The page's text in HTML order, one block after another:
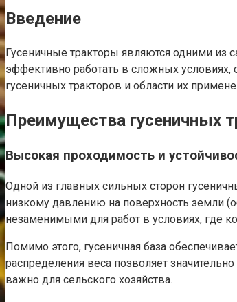
Введение
Гусеничные тракторы являются одними из
эффективно работать в сложных
гусеничных тракторов и области их
Преимущества гусеничных
Высокая проходимость и
Одной из главных сильных сторон
низкому давлению на поверхность земли
незаменимыми для работ в условиях, где
Помимо этого, гусеничная база
распределения веса позволяет
важно для сельского хозяйства.